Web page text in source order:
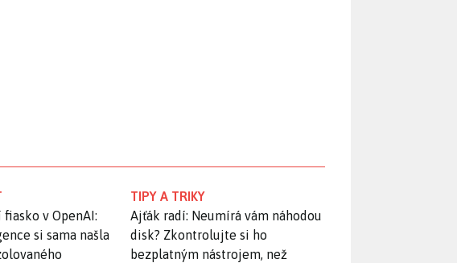
v OpenAI:
si sama našla
TIPY A TRIKY
Ajťák radí: Neumírá vám náhodou
disk? Zkontrolujte si ho
bezplatným nástrojem, než